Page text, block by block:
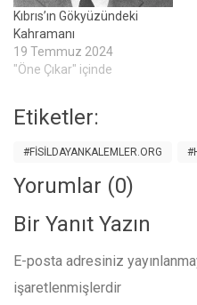
Kıbrıs’ın Gökyüzündeki
Kahramanı
19 Temmuz 2024
"Öne Çıkar" içinde
Etiketler:
#FISILDAYANKALEMLER.ORG
Yorumlar (0)
Bir Yanıt Yazın
E-posta adresiniz
işaretlenmişlerdir